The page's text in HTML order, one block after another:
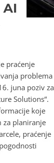
praćenje
problema
juna poziv za
Solutions“.
koje
za planiranje
praćenje